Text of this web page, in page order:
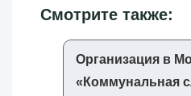
Смотрите также:
Организация в
«‎Коммунальная